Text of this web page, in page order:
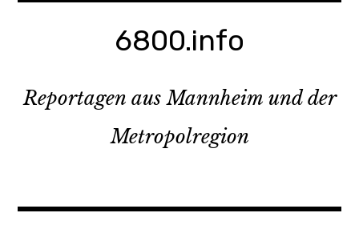
6800.info
Reportagen aus Mannheim und der
Metropolregion